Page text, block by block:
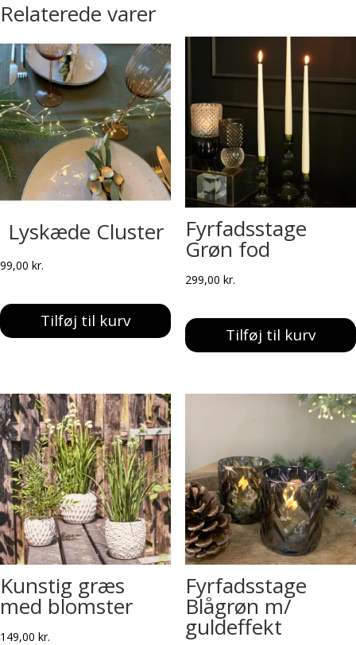
Relaterede varer
Lyskæde Cluster
99,00 kr.
Tilføj til kurv
Fyrfadsstage
Grøn fod
299,00 kr.
Tilføj til kurv
Kunstig græs
med blomster
149,00 kr.
Fyrfadsstage
Blågrøn m/
guldeffekt